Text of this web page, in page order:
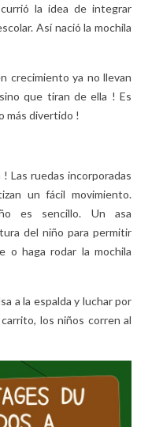
la idea de integrar
Así nació la mochila
crecimiento ya no llevan
que tiran de ella ! Es
más divertido !
! Las ruedas incorporadas
un fácil movimiento.
es sencillo. Un asa
del niño para permitir
o haga rodar la mochila
a la espalda y luchar por
los niños corren al